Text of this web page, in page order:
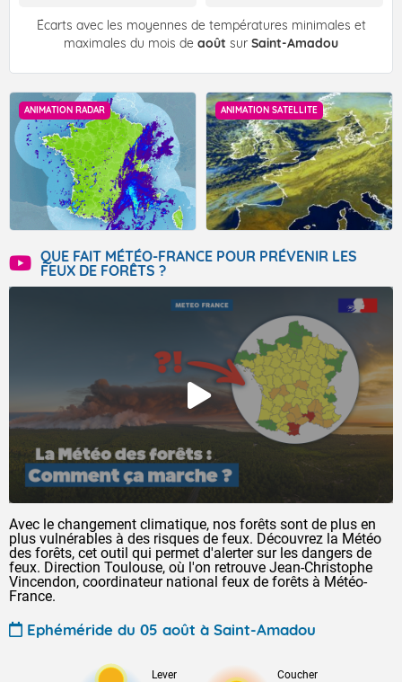
Écarts avec les moyennes de températures minimales et
maximales du mois de août sur Saint-Amadou
ANIMATION RADAR ANIMATION SATELLITE
QUE FAIT MÉTÉO-FRANCE POUR PRÉVENIR LES
FEUX DE FORÊTS ?
Avec le changement climatique, nos forêts sont de plus en
plus vulnérables à des risques de feux. Découvrez la Météo
des forêts, cet outil qui permet d'alerter sur les dangers de
feux. Direction Toulouse, où l'on retrouve Jean-Christophe
Vincendon, coordinateur national feux de forêts à Météo-
France.
Ephéméride du 05 août à Saint-Amadou
Lever Coucher